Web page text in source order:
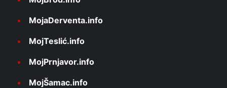
MojaDerventa.info
MojTeslić.info
MojPrnjavor.info
MojŠamac.info